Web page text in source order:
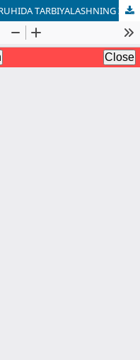
YOSH AVLODNI VATANPARVARLIK RUHIDA TARBIYALASHNING ZAMONAVIY YONDASHUVLARI